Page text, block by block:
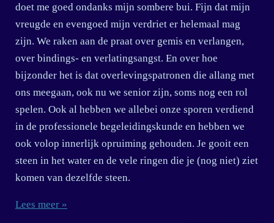
doet me goed ondanks mijn sombere bui. Fijn dat mijn
vreugde en evengoed mijn verdriet er helemaal mag
zijn. We raken aan de praat over gemis en verlangen,
over bindings- en verlatingsangst. En over hoe
bijzonder het is dat overlevingspatronen die allang met
ons meegaan, ook nu we senior zijn, soms nog een rol
spelen. Ook al hebben we allebei onze sporen verdiend
in de professionele begeleidingskunde en hebben we
ook volop innerlijk opruiming gehouden. Je gooit een
steen in het water en de vele ringen die je (nog niet) ziet
komen van dezelfde steen.
Lees meer »